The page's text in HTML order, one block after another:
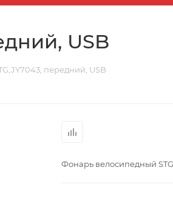
USB
передний, USB
Фонарь велосипедный